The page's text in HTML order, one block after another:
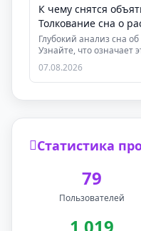
К чему снятся
Толкование сна о
Глубокий анализ сна
Узнайте, что означает
07.08.2026
Статистика
79
Пользователей